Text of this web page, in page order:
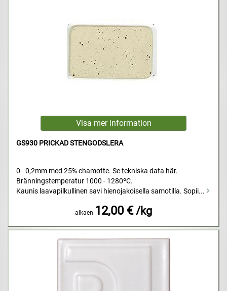
GS930 PRICKAD STENGODSLERA
0 - 0,2mm med 25% chamotte. Se tekniska data här.
Bränningstemperatur 1000 - 1280ºC.
Kaunis laavapilkullinen savi hienojakoisella samotilla. Sopii...
alkaen 12,00 € /kg